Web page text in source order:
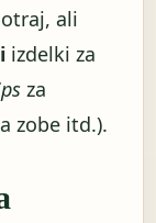
ali
izdelki za
za
zobe itd.).